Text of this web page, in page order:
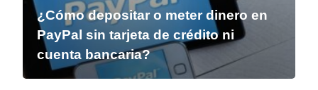
¿Cómo depositar o meter dinero en
PayPal sin tarjeta de crédito ni
cuenta bancaria?